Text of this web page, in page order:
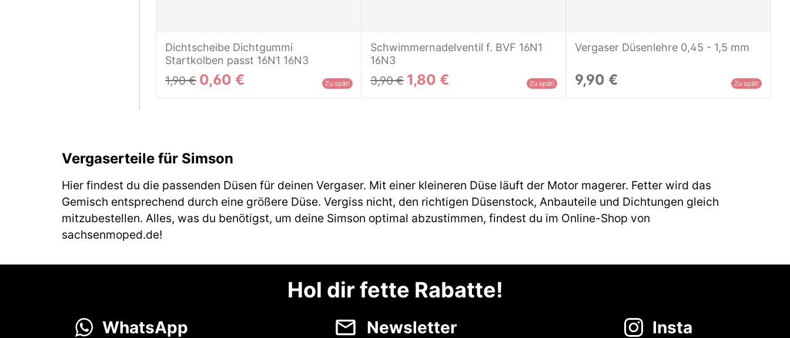
Dichtscheibe Dichtgummi
Startkolben passt 16N1 16N3
1,90 € 0,60 € Zu spät!
Schwimmernadelventil f. BVF 16N1
16N3
3,90 € 1,80 € Zu spät!
Vergaser Düsenlehre 0,45 - 1,5 mm
9,90 € Zu spät!
Vergaserteile für Simson
Hier findest du die passenden Düsen für deinen Vergaser. Mit einer kleineren Düse läuft der Motor magerer. Fetter wird das
Gemisch entsprechend durch eine größere Düse. Vergiss nicht, den richtigen Düsenstock, Anbauteile und Dichtungen gleich
mitzubestellen. Alles, was du benötigst, um deine Simson optimal abzustimmen, findest du im Online-Shop von
sachsenmoped.de!
Hol dir fette Rabatte!
WhatsApp Newsletter Insta